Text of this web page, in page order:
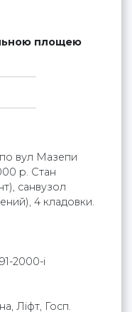
площею
вул Мазепи
р. Стан
санвузол
4 кладовки.
2000-і
Ліфт, Госп.